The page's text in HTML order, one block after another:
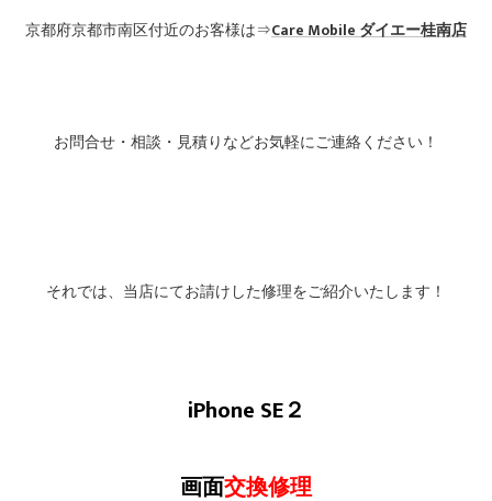
京都府京都市南区付近のお客様は⇒Care Mobileダイエー桂南店
お問合せ・相談・見積りなどお気軽にご連絡ください！
それでは、当店にてお請けした修理をご紹介いたします！
iPhone SE２
画面交換修理